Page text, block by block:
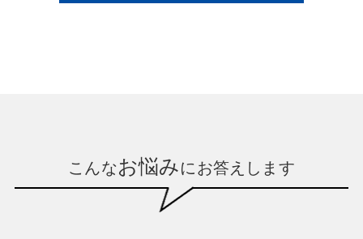
こんなお悩みにお答えします